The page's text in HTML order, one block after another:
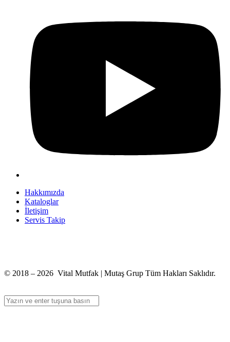
Hakkımızda
Kataloglar
İletişim
Servis Takip
© 2018 – 2026 Vital Mutfak | Mutaş Grup Tüm Hakları Saklıdır.